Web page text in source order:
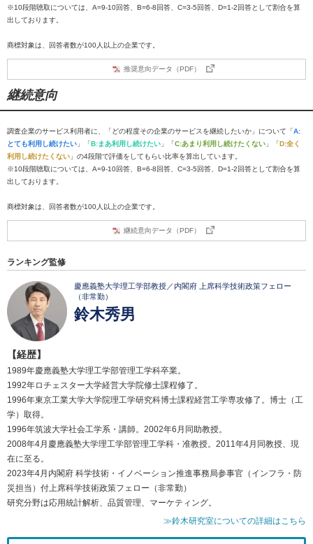
※10段階聴取については、A=9-10回答、B=6-8回答、C=3-5回答、D=1-2回答として割合を算
出しております。
商標対象は、回答者数が100人以上の企業です。
推奨意向データ（PDF）
継続意向
調査企業のサービス利用者に、「どの程度その企業のサービスを継続したいか」について「A:
とても利用し続けたい 」「B:まあ利用し続けたい 」「C:あまり利用し続けたくない 」「D:全く
利用し続けたくない 」の4段階で評価をしてもらい比率を算出しています。
※10段階聴取については、A=9-10回答、B=6-8回答、C=3-5回答、D=1-2回答として割合を算
出しております。
商標対象は、回答者数が100人以上の企業です。
継続意向データ（PDF）
ランキング監修
慶應義塾大学理工学部教授／内閣府 上席科学技術政策フェロー
（非常勤）
鈴木秀男
【経歴】
1989年慶應義塾大学理工学部管理工学科卒業。
1992年ロチェスター大学経営大学院修士課程修了。
1996年東京工業大学大学院理工学研究科博士課程経営工学専攻修了。博士（工
学）取得。
1996年筑波大学社会工学系・講師。2002年6月同助教授。
2008年4月慶應義塾大学理工学部管理工学科・准教授。2011年4月同教授、現
在に至る。
2023年4月内閣府 科学技術・イノベーション推進事務局参事官（インフラ・防
災担当）付上席科学技術政策フェロー（非常勤）
研究分野は応用統計解析、品質管理、マーケティング。
≫鈴木研究室についての詳細はこちら